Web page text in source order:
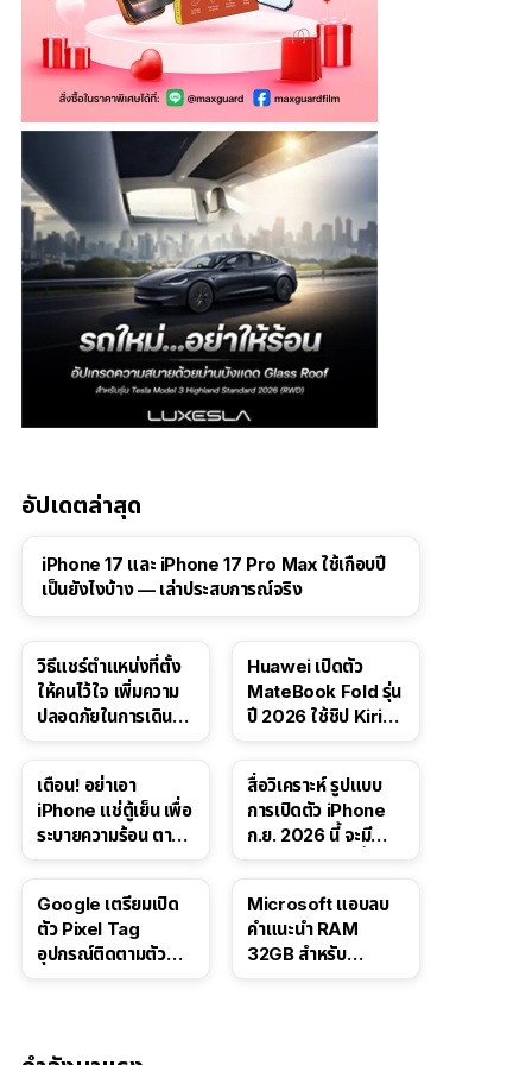
อัปเดตล่าสุด
41:47
iPhone 17 และ iPhone 17 Pro Max ใช้เกือบปี
เป็นยังไงบ้าง — เล่าประสบการณ์จริง
วิธีแชร์ตำแหน่งที่ตั้ง
ให้คนไว้ใจ เพิ่มความ
ปลอดภัยในการเดิน
Huawei เปิดตัว
MateBook Fold รุ่น
ปี 2026 ใช้ชิป Kirin
เตือน! อย่าเอา
iPhone แช่ตู้เย็น เพื่อ
ระบายความร้อน ตาม
สื่อวิเคราะห์ รูปแบบ
การเปิดตัว iPhone
ก.ย. 2026 นี้ จะมี
Google เตรียมเปิด
ตัว Pixel Tag
อุปกรณ์ติดตามตัว
Microsoft แอบลบ
คำแนะนำ RAM
32GB สำหรับ